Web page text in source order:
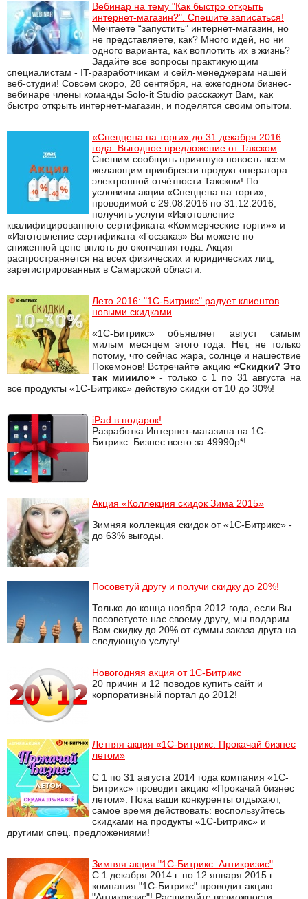
Вебинар на тему "Как быстро открыть
интернет-магазин?". Спешите записаться!
Мечтаете “запустить” интернет-магазин, но
не представляете, как? Много идей, но ни
одного варианта, как воплотить их в жизнь?
Задайте все вопросы практикующим
специалистам - IT-разработчикам и сейл-менеджерам нашей
веб-студии! Совсем скоро, 28 сентября, на ежегодном бизнес-
вебинаре члены команды Solo-it Studio расскажут Вам, как
быстро открыть интернет-магазин, и поделятся своим опытом.
«Спеццена на торги» до 31 декабря 2016
года. Выгодное предложение от Такском
Спешим сообщить приятную новость всем
желающим приобрести продукт оператора
электронной отчётности Такском! По
условиям акции «Спеццена на торги»,
проводимой с 29.08.2016 по 31.12.2016,
получить услуги «Изготовление
квалифицированного сертификата «Коммерческие торги»» и
«Изготовление сертификата «Госзаказ» Вы можете по
сниженной цене вплоть до окончания года. Акция
распространяется на всех физических и юридических лиц,
зарегистрированных в Самарской области.
Лето 2016: "1С-Битрикс" радует клиентов
новыми скидками
«1С-Битрикс» объявляет август самым
милым месяцем этого года. Нет, не только
потому, что сейчас жара, солнце и нашествие
Покемонов! Встречайте акцию «Скидки? Это
так мииило»- только с 1 по 31 августа на
все продукты «1С-Битрикс» действую скидки от 10 до 30%!
iPad в подарок!
Разработка Интернет-магазина на 1С-
Битрикс: Бизнес всего за 49990р*!
Акция «Коллекция скидок Зима 2015»
Зимняя коллекция скидок от «1С-Битрикс» -
до 63% выгоды.
Посоветуй другу и получи скидку до 20%!
Только до конца ноября 2012 года, если Вы
посоветуете нас своему другу, мы подарим
Вам скидку до 20% от суммы заказа друга на
следующую услугу!
Новогодняя акция от 1С-Битрикс
20 причин и 12 поводов купить сайт и
корпоративный портал до 2012!
Летняя акция «1С-Битрикс: Прокачай бизнес
летом»
С 1 по 31 августа 2014 года компания «1С-
Битрикс» проводит акцию «Прокачай бизнес
летом». Пока ваши конкуренты отдыхают,
самое время действовать: воспользуйтесь
скидками на продукты «1С-Битрикс» и
другими спец. предложениями!
Зимняя акция "1С-Битрикс: Антикризис"
С 1 декабря 2014 г. по 12 января 2015 г.
компания "1С-Битрикс" проводит акцию